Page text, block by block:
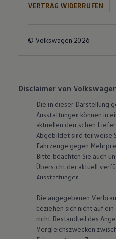
VERTRAG WIDERRUFEN
© Volkswagen 2026
Disclaimer von
Die in dieser Darstellung
Ausstattungen können in
aktuellen deutschen
Abgebildet sind teilweise
Fahrzeuge gegen
Bitte beachten Sie auch
Übersicht der aktuell
Ausstattungen.
Die angegebenen
beziehen sich nicht auf ein
nicht Bestandteil des
Vergleichszwecken